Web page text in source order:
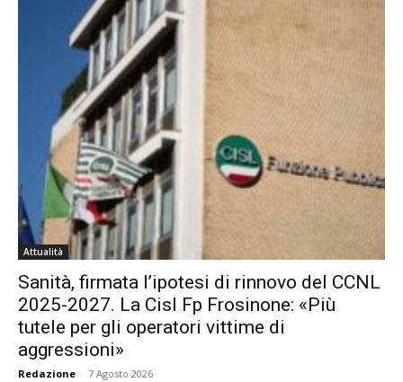
Attualità
Sanità, firmata l’ipotesi di rinnovo del CCNL
2025-2027. La Cisl Fp Frosinone: «Più
tutele per gli operatori vittime di
aggressioni»
Redazione - 7 Agosto 2026